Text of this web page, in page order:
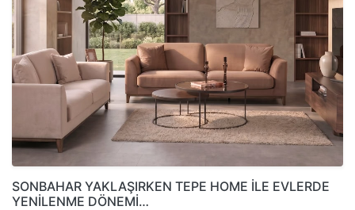
SONBAHAR YAKLAŞIRKEN TEPE HOME İLE EVLERDE
YENİLENME DÖNEMİ…